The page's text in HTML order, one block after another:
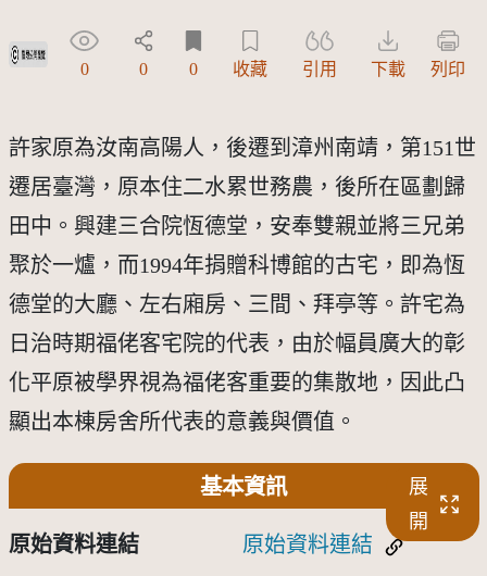
受著作權法保護-僅限於本平台有限度公開瀏覽
0 0 0 收藏 引用 下載 列印
許家原為汝南高陽人，後遷到漳州南靖，第151世
遷居臺灣，原本住二水累世務農，後所在區劃歸
田中。興建三合院恆德堂，安奉雙親並將三兄弟
聚於一爐，而1994年捐贈科博館的古宅，即為恆
德堂的大廳、左右廂房、三間、拜亭等。許宅為
日治時期福佬客宅院的代表，由於幅員廣大的彰
化平原被學界視為福佬客重要的集散地，因此凸
顯出本棟房舍所代表的意義與價值。
基本資訊
展
開
原始資料連結 原始資料連結